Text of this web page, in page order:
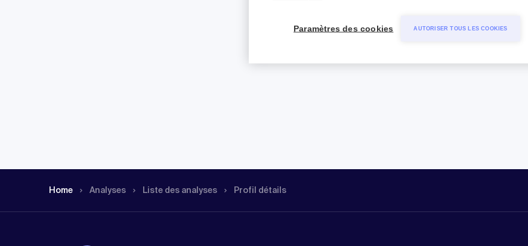
Home Analyses Liste des analyses Profil détails
Paramètres des cookies AUTORISER TOUS LES COOKIES